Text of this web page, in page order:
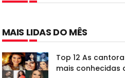
MAIS LIDAS DO MÊS
Top 12 As
mais conhecidas